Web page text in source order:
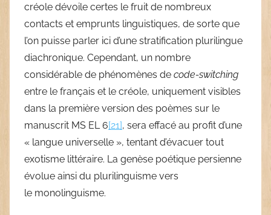
créole dévoile certes le fruit de nombreux
contacts et emprunts linguistiques, de sorte que
l’on puisse parler ici d’une stratification plurilingue
diachronique. Cependant, un nombre
considérable de phénomènes de code-switching
entre le français et le créole, uniquement visibles
dans la première version des poèmes sur le
manuscrit MS EL 6[21], sera effacé au profit d’une
« langue universelle », tentant d’évacuer tout
exotisme littéraire. La genèse poétique persienne
évolue ainsi du plurilinguisme vers
le monolinguisme.